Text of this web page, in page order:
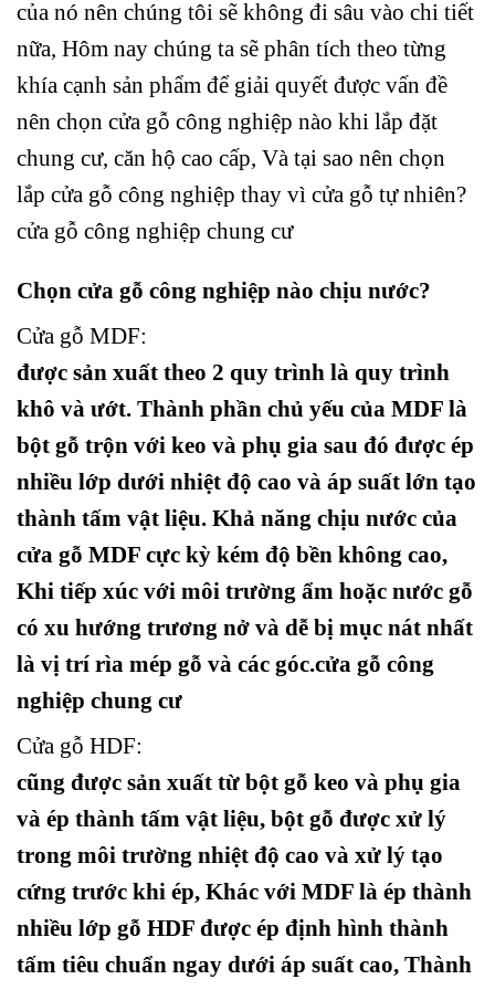
Nhược điểm của cửa gỗ MDF :
Không có khả năng chống nước
Độ dày hạn chế, độ dẻo chưa được cao
Bảng báo giá hoàn chỉnh 1 bộ cửa gỗ MDF :
Chú ý :
của nó nên chúng tôi sẽ không đi sâu vào chi tiết
nữa, Hôm nay chúng ta sẽ phân tích theo từng
khía cạnh sản phẩm để giải quyết được vấn đề
nên chọn cửa gỗ công nghiệp nào khi lắp đặt
chung cư, căn hộ cao cấp, Và tại sao nên chọn
lắp cửa gỗ công nghiệp thay vì cửa gỗ tự nhiên?
cửa gỗ công nghiệp chung cư
Chọn cửa gỗ công nghiệp nào chịu nước?
Cửa gỗ MDF:
được sản xuất theo 2 quy trình là quy trình
khô và ướt. Thành phần chủ yếu của MDF là
bột gỗ trộn với keo và phụ gia sau đó được ép
nhiều lớp dưới nhiệt độ cao và áp suất lớn tạo
thành tấm vật liệu. Khả năng chịu nước của
cửa gỗ MDF cực kỳ kém độ bền không cao,
Khi tiếp xúc với môi trường ẩm hoặc nước gỗ
có xu hướng trương nở và dễ bị mục nát nhất
là vị trí rìa mép gỗ và các góc.cửa gỗ công
nghiệp chung cư
Cửa gỗ HDF:
cũng được sản xuất từ bột gỗ keo và phụ gia
và ép thành tấm vật liệu, bột gỗ được xử lý
trong môi trường nhiệt độ cao và xử lý tạo
cứng trước khi ép, Khác với MDF là ép thành
nhiều lớp gỗ HDF được ép định hình thành
tấm tiêu chuẩn ngay dưới áp suất cao, Thành